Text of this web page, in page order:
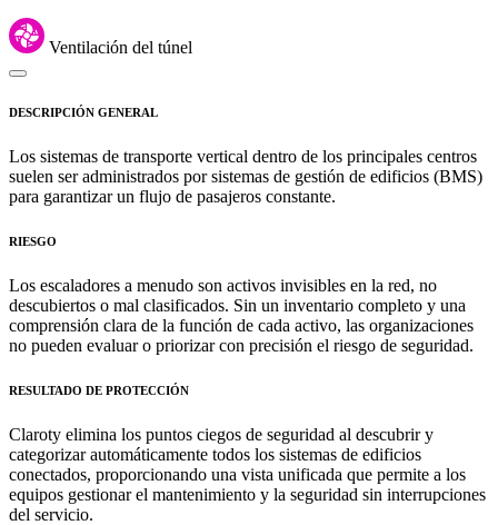
Ventilación del túnel
DESCRIPCIÓN GENERAL
Los sistemas de transporte vertical dentro de los principales centros
suelen ser administrados por sistemas de gestión de edificios (BMS)
para garantizar un flujo de pasajeros constante.
RIESGO
Los escaladores a menudo son activos invisibles en la red, no
descubiertos o mal clasificados. Sin un inventario completo y una
comprensión clara de la función de cada activo, las organizaciones
no pueden evaluar o priorizar con precisión el riesgo de seguridad.
RESULTADO DE PROTECCIÓN
Claroty elimina los puntos ciegos de seguridad al descubrir y
categorizar automáticamente todos los sistemas de edificios
conectados, proporcionando una vista unificada que permite a los
equipos gestionar el mantenimiento y la seguridad sin interrupciones
del servicio.